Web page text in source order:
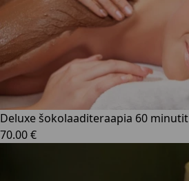
Deluxe šokolaaditeraapia 60 minutit
70.00 €